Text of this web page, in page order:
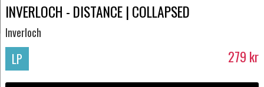
INVERLOCH - DISTANCE | COLLAPSED
Inverloch
LP 279 kr